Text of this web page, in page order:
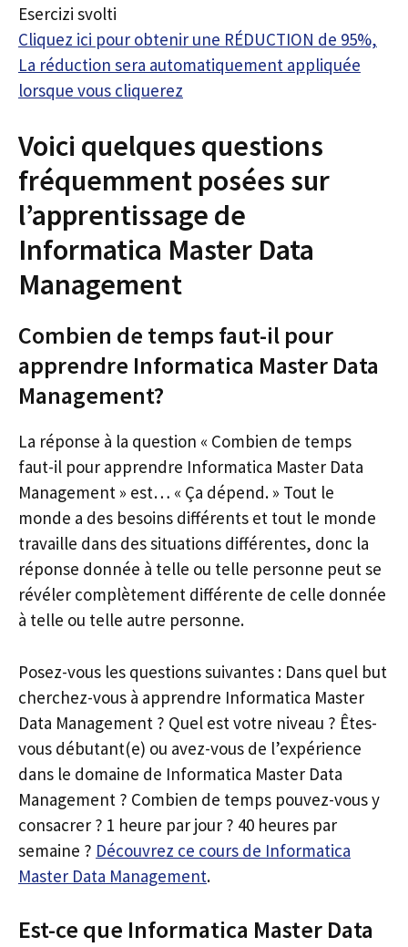
Esercizi svolti
Cliquez ici pour obtenir une RÉDUCTION de 95%,
La réduction sera automatiquement appliquée
lorsque vous cliquerez
Voici quelques questions
fréquemment posées sur
l’apprentissage de
Informatica Master Data
Management
Combien de temps faut-il pour
apprendre Informatica Master Data
Management?
La réponse à la question « Combien de temps
faut-il pour apprendre Informatica Master Data
Management » est… « Ça dépend. » Tout le
monde a des besoins différents et tout le monde
travaille dans des situations différentes, donc la
réponse donnée à telle ou telle personne peut se
révéler complètement différente de celle donnée
à telle ou telle autre personne.
Posez-vous les questions suivantes : Dans quel but
cherchez-vous à apprendre Informatica Master
Data Management ? Quel est votre niveau ? Êtes-
vous débutant(e) ou avez-vous de l’expérience
dans le domaine de Informatica Master Data
Management ? Combien de temps pouvez-vous y
consacrer ? 1 heure par jour ? 40 heures par
semaine ? Découvrez ce cours de Informatica
Master Data Management.
Est-ce que Informatica Master Data